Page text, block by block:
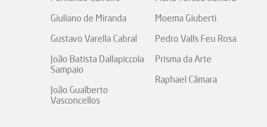
Giuliano de Miranda
Gustavo Varella Cabral
João Batista Dallapiccola
Sampaio
João Gualberto
Vasconcellos
Moema Giuberti
Pedro Valls Feu Rosa
Prisma da Arte
Raphael Câmara